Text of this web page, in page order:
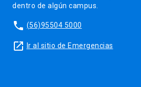
dentro de algún campus.
phone (56)95504 5000
launch Ir al sitio de Emergencias